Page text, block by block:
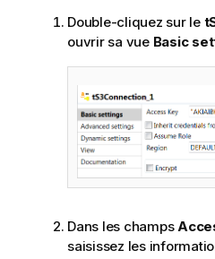
Double-cliquez sur le
ouvrir sa vue Basic
Dans les champs
saisissez les